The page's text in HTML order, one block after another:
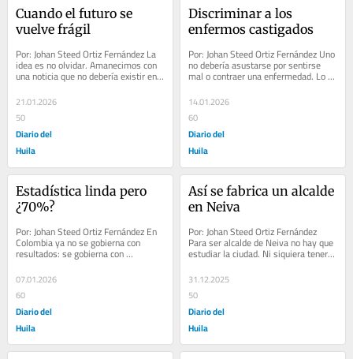
Cuando el futuro se
vuelve frágil
Por: Johan Steed Ortiz Fernández La
idea es no olvidar. Amanecimos con
una noticia que no debería existir en
Neiva: Ismael Rodríguez, un niño de...
21.01.2026
50
Diario del
Huila
Discriminar a los
enfermos castigados
Por: Johan Steed Ortiz Fernández Uno
no debería asustarse por sentirse
mal o contraer una enfermedad. Lo
por salud...
14.01.2026
60
Diario del
Huila
Estadística linda pero
¿70%?
Por: Johan Steed Ortiz Fernández En
Colombia ya no se gobierna con
resultados: se gobierna con
porcentajes. Uno dice “70%” y
pareciera que...
07.01.2026
60
Diario del
Huila
Así se fabrica un alcalde
en Neiva
Por: Johan Steed Ortiz Fernández
Para ser alcalde de Neiva no hay que
estudiar la ciudad. Ni siquiera tener
método, disciplina, aunque sí, una...
31.12.2025
50
Diario del
Huila